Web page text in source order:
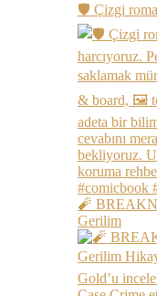
🛡️ Çizgi
🧨
Gerilim